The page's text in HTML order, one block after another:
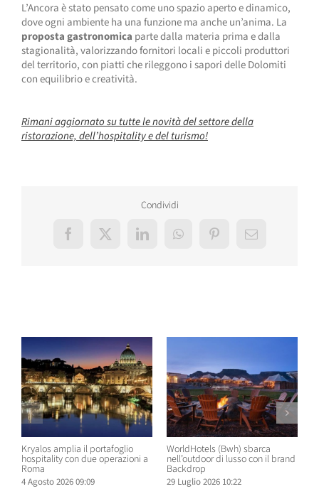
L’Ancora è stato pensato come uno spazio aperto e dinamico,
dove ogni ambiente ha una funzione ma anche un’anima. La
proposta gastronomica parte dalla materia prima e dalla
stagionalità, valorizzando fornitori locali e piccoli produttori
del territorio, con piatti che rileggono i sapori delle Dolomiti
con equilibrio e creatività.
Rimani aggiornato su tutte le novità del settore della
ristorazione, dell’hospitality e del turismo!
Condividi
Facebook
X LinkedInWhatsAppPinterestEmail
Kryalos amplia il portafoglio
hospitality con due operazioni a
Roma
4 Agosto 2026 09:09
WorldHotels (Bwh) sbarca
nell’outdoor di lusso con il brand
Backdrop
29 Luglio 2026 10:22